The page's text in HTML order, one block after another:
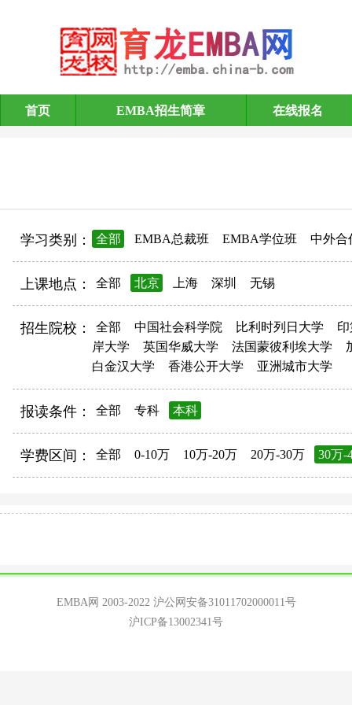
EMBA招生简章
首页 EMBA招生简章 在线报名
学习类别： 全部 EMBA总裁班 EMBA学位班 中外合
上课地点： 全部 北京 上海 深圳 无锡
招生院校： 全部 中国社会科学院 比利时列日大学
岸大学
英国华威大学 法国蒙彼利埃大学
白金汉大学
香港公开大学 亚洲城市大学
报读条件： 全部 专科 本科
学费区间： 全部 0-10万 10万-20万 20万-30万 30万-
EMBA网 2003-2022 沪公网安备31011702000011号
沪ICP备13002341号